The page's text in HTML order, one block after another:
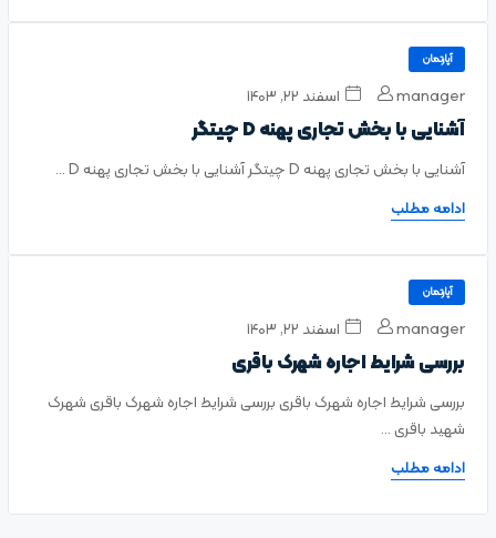
آپارتمان
manager اسفند ۲۲, ۱۴۰۳
آشنایی با بخش تجاری پهنه D چیتگر
آشنایی با بخش تجاری پهنه D چیتگر آشنایی با بخش تجاری پهنه D ...
ادامه مطلب
آپارتمان
manager اسفند ۲۲, ۱۴۰۳
بررسی شرایط اجاره شهرک باقری
بررسی شرایط اجاره شهرک باقری بررسی شرایط اجاره شهرک باقری شهرک
شهید باقری ...
ادامه مطلب